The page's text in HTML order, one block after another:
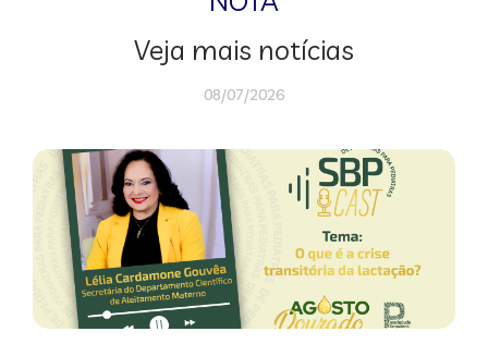
Veja mais notícias
08/07/2026